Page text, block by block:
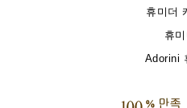
휴미더
휴미
Adorini